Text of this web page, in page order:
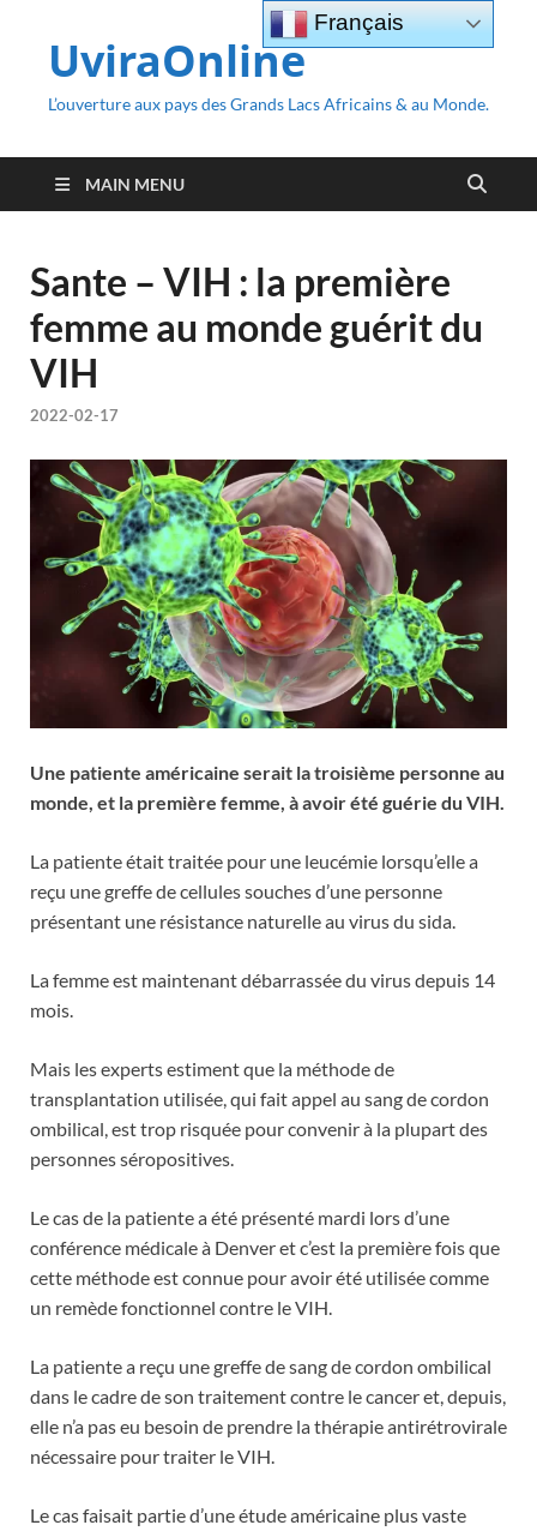
UviraOnline
L’ouverture aux pays des Grands Lacs Africains & au Monde.
MAIN MENU
Sante – VIH : la première
femme au monde guérit du
VIH
2022-02-17
Une patiente américaine serait la troisième personne au
monde, et la première femme, à avoir été guérie du VIH.
La patiente était traitée pour une leucémie lorsqu’elle a
reçu une greffe de cellules souches d’une personne
présentant une résistance naturelle au virus du sida.
La femme est maintenant débarrassée du virus depuis 14
mois.
Mais les experts estiment que la méthode de
transplantation utilisée, qui fait appel au sang de cordon
ombilical, est trop risquée pour convenir à la plupart des
personnes séropositives.
Le cas de la patiente a été présenté mardi lors d’une
conférence médicale à Denver et c’est la première fois que
cette méthode est connue pour avoir été utilisée comme
un remède fonctionnel contre le VIH.
La patiente a reçu une greffe de sang de cordon ombilical
dans le cadre de son traitement contre le cancer et, depuis,
elle n’a pas eu besoin de prendre la thérapie antirétrovirale
nécessaire pour traiter le VIH.
Le cas faisait partie d’une étude américaine plus vaste
Français